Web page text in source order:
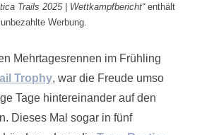
Trails 2025 | Wettkampfbericht“enthält
unbezahlte Werbung.
Mehrtagesrennen im Frühling
Trophy, war die Freude umso
Tage hintereinander auf den
Dieses Mal sogar in fünf